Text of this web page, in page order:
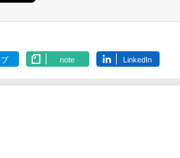
note LinkedIn